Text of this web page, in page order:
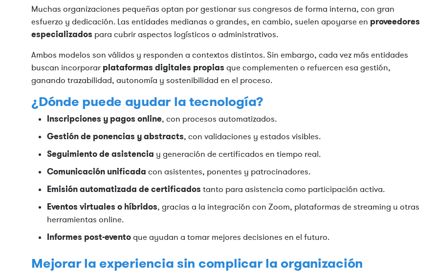
Muchas organizaciones pequeñas optan por gestionar sus congresos de forma interna, con gran
esfuerzo y dedicación. Las entidades medianas o grandes, en cambio, suelen apoyarse en proveedores
especializados para cubrir aspectos logísticos o administrativos.
Ambos modelos son válidos y responden a contextos distintos. Sin embargo, cada vez más entidades
buscan incorporar plataformas digitales propias que complementen o refuercen esa gestión,
ganando trazabilidad, autonomía y sostenibilidad en el proceso.
¿Dónde puede ayudar la tecnología?
Inscripciones y pagos online, con procesos automatizados.
Gestión de ponencias y abstracts, con validaciones y estados visibles.
Seguimiento de asistencia y generación de certificados en tiempo real.
Comunicación unificada con asistentes, ponentes y patrocinadores.
Emisión automatizada de certificados tanto para asistencia como participación activa.
Eventos virtuales o híbridos, gracias a la integración con Zoom, plataformas de streaming u otras
herramientas online.
Informes post-evento que ayudan a tomar mejores decisiones en el futuro.
Mejorar la experiencia sin complicar la organización